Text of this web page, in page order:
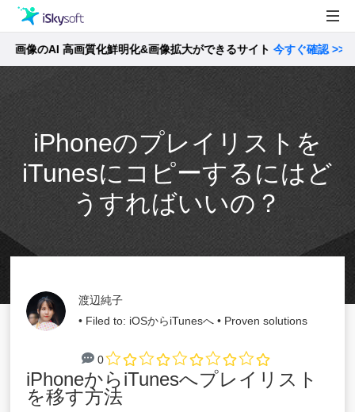
製品
Utility
製品活用事例
ストア
のAI 高画質化鮮明化&画像拡大ができるサイト今すぐ確認 >>
iPhoneのプレイリストを
iTunesにコピーするにはど
うすればいいの？
渡辺純子
• Filed to: iOSからiTunesへ • Proven solutions
0
iPhoneからiTunesへプレイリスト
を移す方法